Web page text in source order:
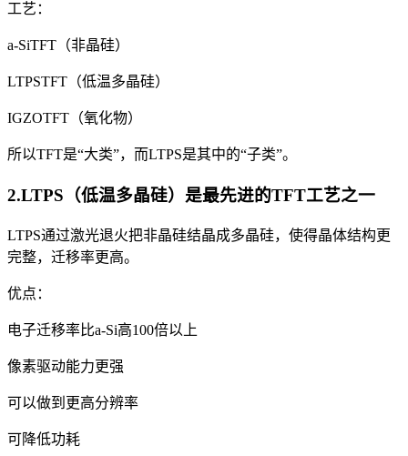
工艺：
a-SiTFT（非晶硅）
LTPSTFT（低温多晶硅）
IGZOTFT（氧化物）
所以TFT是“大类”，而LTPS是其中的“子类”。
2.LTPS（低温多晶硅）是最先进的TFT工艺之一
LTPS通过激光退火把非晶硅结晶成多晶硅，使得晶体结构更
完整，迁移率更高。
优点：
电子迁移率比a-Si高100倍以上
像素驱动能力更强
可以做到更高分辨率
可降低功耗